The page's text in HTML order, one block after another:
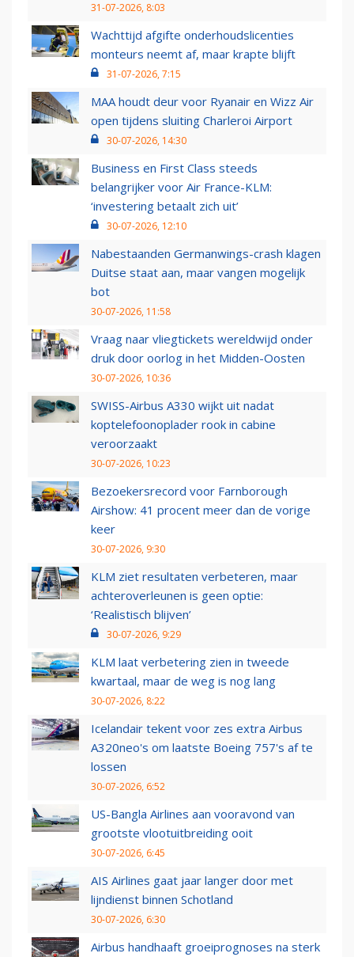
31-07-2026, 8:03
Wachttijd afgifte onderhoudslicenties
monteurs neemt af, maar krapte blijft
31-07-2026, 7:15
MAA houdt deur voor Ryanair en Wizz Air
open tijdens sluiting Charleroi Airport
30-07-2026, 14:30
Business en First Class steeds
belangrijker voor Air France-KLM:
‘investering betaalt zich uit’
30-07-2026, 12:10
Nabestaanden Germanwings-crash klagen
Duitse staat aan, maar vangen mogelijk
bot
30-07-2026, 11:58
Vraag naar vliegtickets wereldwijd onder
druk door oorlog in het Midden-Oosten
30-07-2026, 10:36
SWISS-Airbus A330 wijkt uit nadat
koptelefoonoplader rook in cabine
veroorzaakt
30-07-2026, 10:23
Bezoekersrecord voor Farnborough
Airshow: 41 procent meer dan de vorige
keer
30-07-2026, 9:30
KLM ziet resultaten verbeteren, maar
achteroverleunen is geen optie:
‘Realistisch blijven’
30-07-2026, 9:29
KLM laat verbetering zien in tweede
kwartaal, maar de weg is nog lang
30-07-2026, 8:22
Icelandair tekent voor zes extra Airbus
A320neo's om laatste Boeing 757's af te
lossen
30-07-2026, 6:52
US-Bangla Airlines aan vooravond van
grootste vlootuitbreiding ooit
30-07-2026, 6:45
AIS Airlines gaat jaar langer door met
lijndienst binnen Schotland
30-07-2026, 6:30
Airbus handhaaft groeiprognoses na sterk